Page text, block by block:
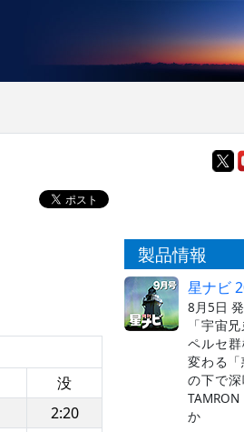
没
2:20
製品情報
星ナビ
8月5日
「宇宙
ペルセ
変わる
の下で
か